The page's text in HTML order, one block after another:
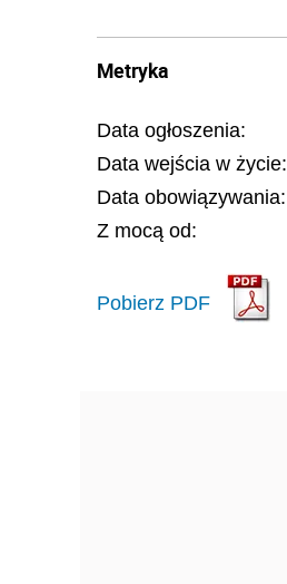
Metryka
Data ogłoszenia:
Data wejścia w życie:
Data obowiązywania:
Z mocą od:
Pobierz PDF